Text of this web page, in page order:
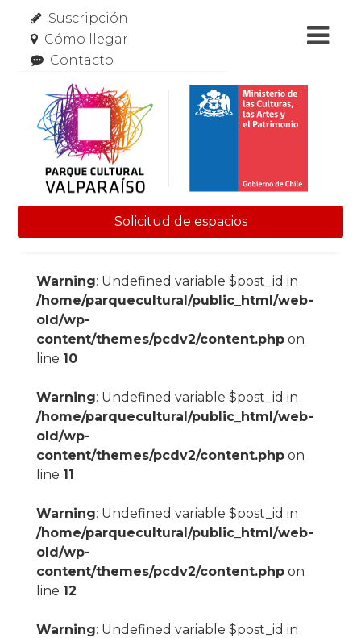
Suscripción
Cómo llegar
Contacto
Solicitud de espacios
Warning: Undefined variable $post_id in
/home/parquecultural/public_html/web-
old/wp-
content/themes/pcdv2/content.phpon
line 10
Warning: Undefined variable $post_id in
/home/parquecultural/public_html/web-
old/wp-
content/themes/pcdv2/content.phpon
line 11
Warning: Undefined variable $post_id in
/home/parquecultural/public_html/web-
old/wp-
content/themes/pcdv2/content.phpon
line 12
Warning: Undefined variable $post_id in